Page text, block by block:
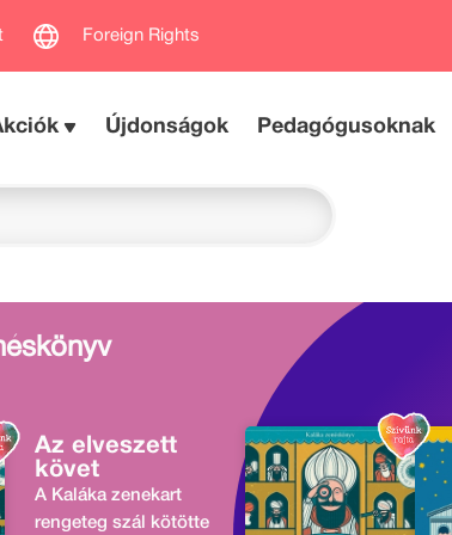
Foreign Rights
Újdonságok Pedagógusoknak
Az elveszett
követ
A Kaláka zenekart
rengeteg szál kötötte